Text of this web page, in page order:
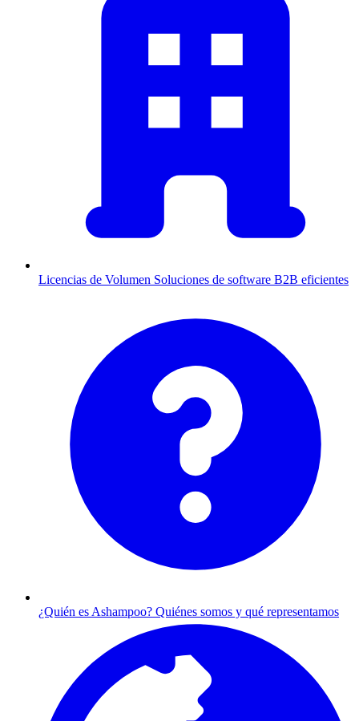
Licencias de Volumen Soluciones de software B2B eficientes
¿Quién es Ashampoo? Quiénes somos y qué representamos